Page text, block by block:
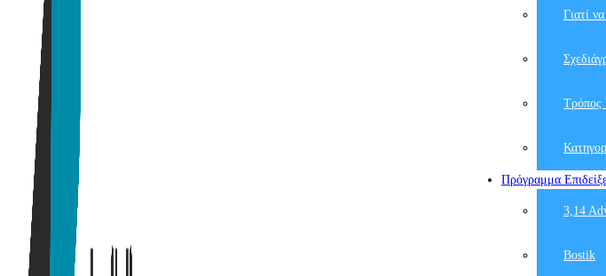
Γιατί
Τρόπος
Πρόγραμμα
3,14
Bostik